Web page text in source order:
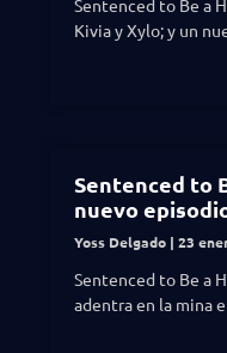
Sentenced to Be a
Kivia y Xylo; y un
Sentenced to
nuevo
Yoss Delgado 23
Sentenced to Be a
adentra en la mina